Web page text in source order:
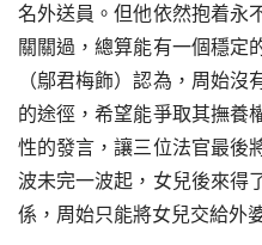
名外送員。但他依然抱着永
關關過，總算能有一個穩定
（鄔君梅飾）認為，周始
的途徑，希望能爭取其撫養
性的發言，讓三位法官最後
波未完一波起，女兒後來得
係，周始只能將女兒交給外